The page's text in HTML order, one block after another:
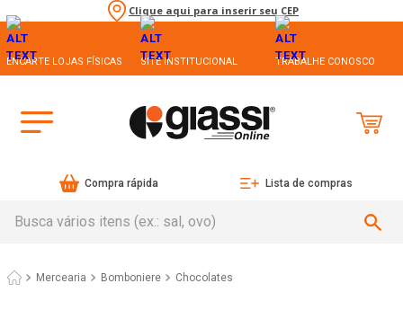
Clique aqui para inserir seu CEP
ENCARTE LOJAS FÍSICAS SITE INSTITUCIONAL TRABALHE CONOSCO
Compra rápida Lista de compras
Mercearia Bomboniere Chocolates